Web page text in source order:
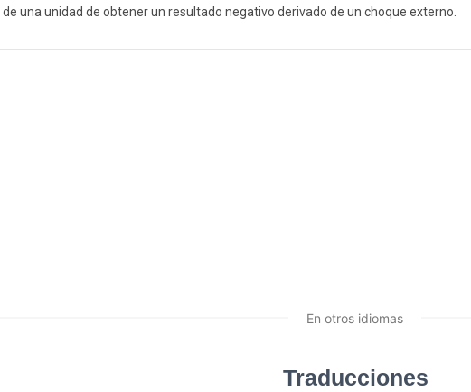
una unidad de obtener un resultado negativo derivado de un choque externo.
En otros idiomas
Traducciones